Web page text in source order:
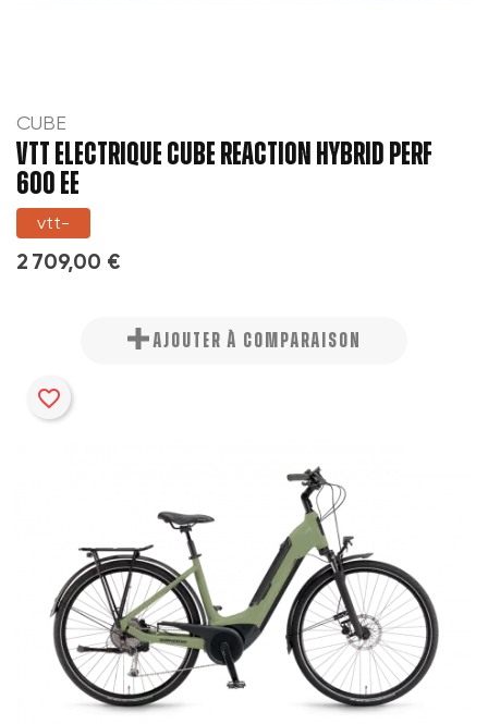
CUBE
VTT ELECTRIQUE CUBE REACTION HYBRID PERF
600 EE
vtt-
2 709,00 €
AJOUTER À COMPARAISON
favorite_border